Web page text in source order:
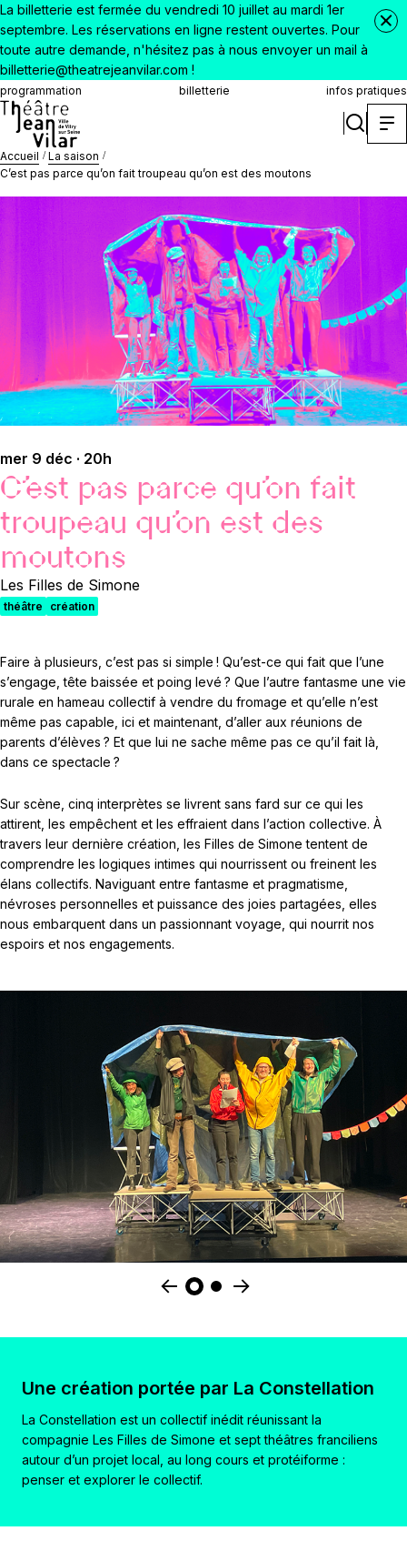
La billetterie est fermée du vendredi 10 juillet au mardi 1er
septembre. Les réservations en ligne restent ouvertes. Pour
toute autre demande, n'hésitez pas à nous envoyer un mail à
billetterie@theatrejeanvilar.com !
programmation billetterie infos pratiques
Accueil
La saison
C’est pas parce qu’on fait troupeau qu’on est des moutons
C’est pas parce qu’on fait
troupeau qu’on est des
moutons
mer 9 déc · 20h
Les Filles de Simone
théâtre création
Faire à plusieurs, c’est pas si simple ! Qu’est-ce qui fait que l’une
s’engage, tête baissée et poing levé ? Que l’autre fantasme une vie
rurale en hameau collectif à vendre du fromage et qu’elle n’est
même pas capable, ici et maintenant, d’aller aux réunions de
parents d’élèves ? Et que lui ne sache même pas ce qu’il fait là,
dans ce spectacle ?
Sur scène, cinq interprètes se livrent sans fard sur ce qui les
attirent, les empêchent et les effraient dans l’action collective. À
travers leur dernière création, les Filles de Simone tentent de
comprendre les logiques intimes qui nourrissent ou freinent les
élans collectifs. Naviguant entre fantasme et pragmatisme,
névroses personnelles et puissance des joies partagées, elles
nous embarquent dans un passionnant voyage, qui nourrit nos
espoirs et nos engagements.
Une création portée par La Constellation
La Constellation est un collectif inédit réunissant la
compagnie Les Filles de Simone et sept théâtres franciliens
autour d’un projet local, au long cours et protéiforme :
penser et explorer le collectif.